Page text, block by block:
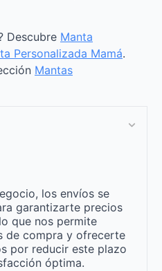
Descubre Manta
Personalizada Mamá.
Mantas
los envíos se
garantizarte precios
que nos permite
de compra y ofrecerte
por reducir este plazo
óptima.